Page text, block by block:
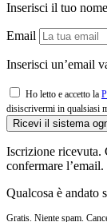
Inserisci il tuo
Email
Inserisci un’email
Ho letto e accetto la
disiscrivermi in qualsiasi
Ricevi il sistema
Iscrizione ricevuta.
confermare l’email.
Qualcosa è andato
Gratis. Niente spam.